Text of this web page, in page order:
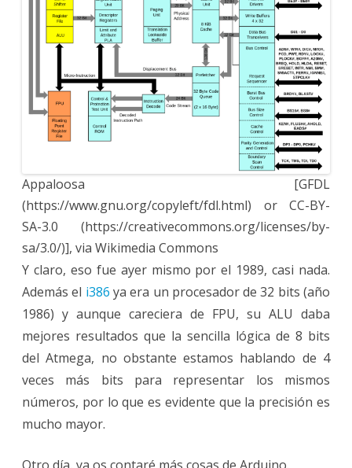
Appaloosa [GFDL
(https://www.gnu.org/copyleft/fdl.html) or CC-BY-
SA-3.0 (https://creativecommons.org/licenses/by-
sa/3.0/)], via Wikimedia Commons
Y claro, eso fue ayer mismo por el 1989, casi nada.
Además el i386 ya era un procesador de 32 bits (año
1986) y aunque careciera de FPU, su ALU daba
mejores resultados que la sencilla lógica de 8 bits
del Atmega, no obstante estamos hablando de 4
veces más bits para representar los mismos
números, por lo que es evidente que la precisión es
mucho mayor.